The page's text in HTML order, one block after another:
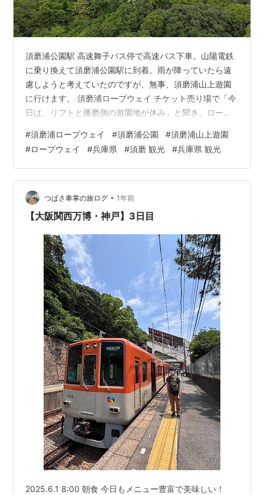
須磨浦公園駅 高速舞子バス停で高速バス下車。山陽電鉄
に乗り換えて須磨浦公園駅に到着。雨が降っていたら遠
慮しようと考えていたのですが、無事、須磨浦山上遊園
に行けます。 須磨浦ロープウェイ チケット売り場で「今
日は、リフトと播磨側の遊園地が休み」と聞き、ロープ
トになったチケット購入。行きのロープウェイは、外国
人観光客と乗り合わせ。 須磨浦ロープウェイ うみひこ・
やまひこ各ロープウェイは万博の塗装。乗車時間は乗り
降り含めて数分。梅雨空と平日とあって、静かな園内散
策になりました。 須磨浦ロープウェイ 下りロープウェイ
は、貸し切り状態で乗車できました。 …
#須磨浦ロープウェイ #須磨浦公園 #須磨浦山上遊園
#ロープウェイ #兵庫県 #須磨 観光 #兵庫県 観光
つばさ車掌の旅ログ • 1年前
【大阪関西万博・神戸】3日目
2025.6.1 8:00 朝食 今日もメニュー豊富で美味しい！